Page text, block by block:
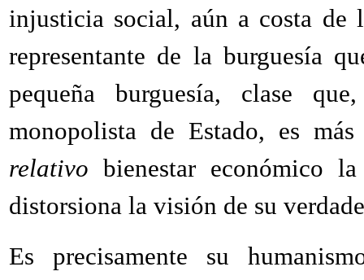
injusticia social, aún a costa de
representante de la burguesía
pequeña burguesía, clase
monopolista de Estado, es
relativo bienestar económico
distorsiona la visión de su
Es precisamente su